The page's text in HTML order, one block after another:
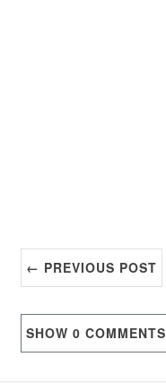
← PREVIOUS POST
SHOW0 COMMENTS